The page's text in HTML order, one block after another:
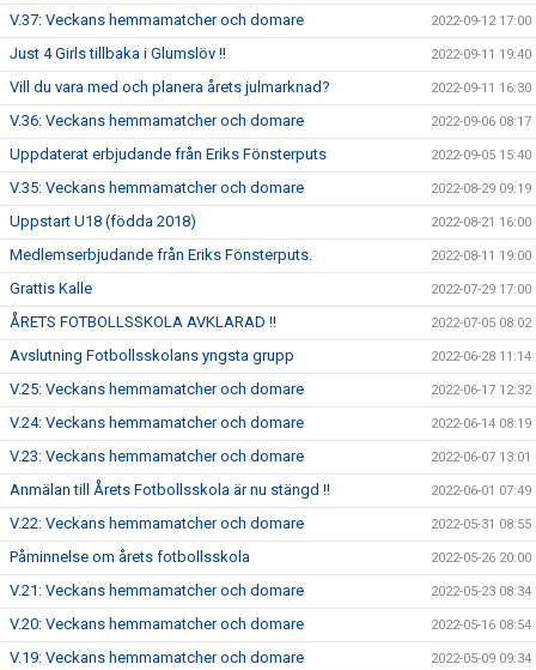
V.37: Veckans hemmamatcher och domare 2022-09-12 17:00
Just 4 Girls tillbaka i Glumslöv !! 2022-09-11 19:40
Vill du vara med och planera årets julmarknad? 2022-09-11 16:30
V.36: Veckans hemmamatcher och domare 2022-09-06 08:17
Uppdaterat erbjudande från Eriks Fönsterputs 2022-09-05 15:40
V.35: Veckans hemmamatcher och domare 2022-08-29 09:19
Uppstart U18 (födda 2018) 2022-08-21 16:00
Medlemserbjudande från Eriks Fönsterputs. 2022-08-11 19:00
Grattis Kalle 2022-07-29 17:00
ÅRETS FOTBOLLSSKOLA AVKLARAD !! 2022-07-05 08:02
Avslutning Fotbollsskolans yngsta grupp 2022-06-28 11:14
V.25: Veckans hemmamatcher och domare 2022-06-17 12:32
V.24: Veckans hemmamatcher och domare 2022-06-14 08:19
V.23: Veckans hemmamatcher och domare 2022-06-07 13:01
Anmälan till Årets Fotbollsskola är nu stängd !! 2022-06-01 07:49
V.22: Veckans hemmamatcher och domare 2022-05-31 08:55
Påminnelse om årets fotbollsskola 2022-05-26 20:00
V.21: Veckans hemmamatcher och domare 2022-05-23 08:34
V.20: Veckans hemmamatcher och domare 2022-05-16 08:54
V.19: Veckans hemmamatcher och domare 2022-05-09 09:34